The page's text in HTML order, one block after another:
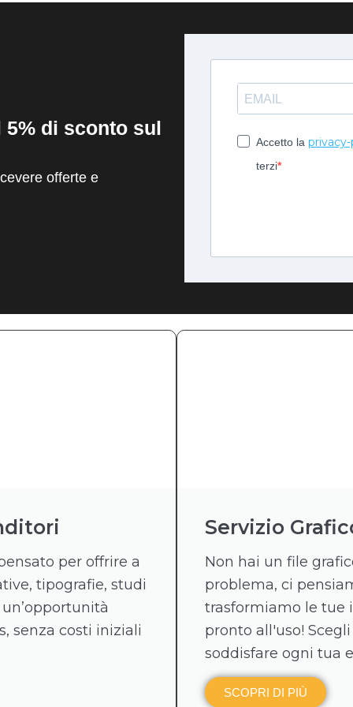
di sconto sul
offerte e
Accetto la
terzi
per offrire a
tipografie, studi
senza costi iniziali
Servizio
Non hai un file
problema, ci
trasformiamo le tue
pronto all'uso!
soddisfare ogni tua
SCOPRI DI PIÙ